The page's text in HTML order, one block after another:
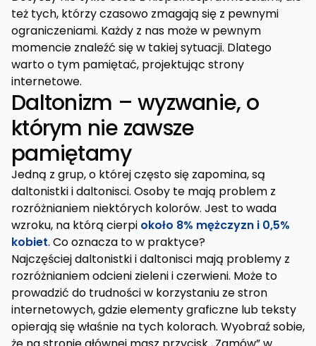
też tych, którzy czasowo zmagają się z pewnymi
ograniczeniami. Każdy z nas może w pewnym
momencie znaleźć się w takiej sytuacji. Dlatego
warto o tym pamiętać, projektując strony
internetowe.
Daltonizm – wyzwanie, o
którym nie zawsze
pamiętamy
Jedną z grup, o której często się zapomina, są
daltonistki i daltonisci. Osoby te mają problem z
rozróżnianiem niektórych kolorów. Jest to wada
wzroku, na którą cierpi około 8% mężczyzn i 0,5%
kobiet. Co oznacza to w praktyce?
Najczęściej daltonistki i daltonisci mają problemy z
rozróżnianiem odcieni zieleni i czerwieni. Może to
prowadzić do trudności w korzystaniu ze stron
internetowych, gdzie elementy graficzne lub teksty
opierają się właśnie na tych kolorach. Wyobraź sobie,